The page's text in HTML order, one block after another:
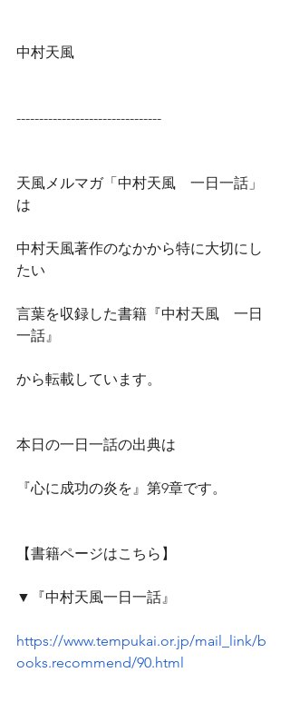
中村天風
--------------------------------
天風メルマガ「中村天風　一日一話」
は
中村天風著作のなかから特に大切にし
たい
言葉を収録した書籍『中村天風　一日
一話』
から転載しています。
本日の一日一話の出典は
『心に成功の炎を』第9章です。
【書籍ページはこちら】
▼『中村天風一日一話』
https://www.tempukai.or.jp/mail_link/b
ooks.recommend/90.html